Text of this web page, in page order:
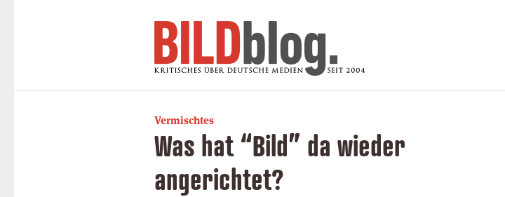
Vermischtes
Was hat “Bild” da wieder
angerichtet?